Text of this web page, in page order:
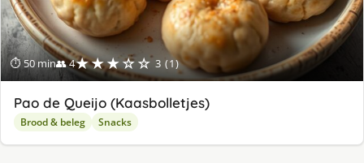
⏱ 50 min👥 4★★★☆☆ 3 (1)
Pao de Queijo (Kaasbolletjes)
Brood & beleg Snacks